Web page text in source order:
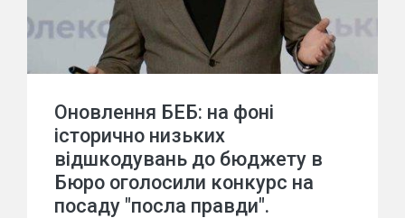
Оновлення БЕБ: на фоні
історично низьких
відшкодувань до бюджету в
Бюро оголосили конкурс на
посаду "посла правди".